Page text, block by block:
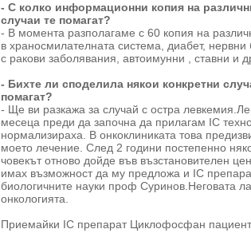
- С колко информационни копия на
случаи те помагат?
- В момента разполагаме с 60 копия на
в храносмилателната система, диабет,
с ракови заболявания, автоимунни , ставни и
- Бихте ли споделила някои конкретни
помагат?
- Ще ви разкажа за случай с остра
месеца преди да започна да прилагам IC
нормализираха. В онкоклиниката това
моето лечение. След 2 години постепенно
човекът отново дойде във възстановителен
имах възможност да му предложа и IC
биологичните науки проф Суринов.Неговата
онкологията.
Приемайки IC препарат Циклофосфан